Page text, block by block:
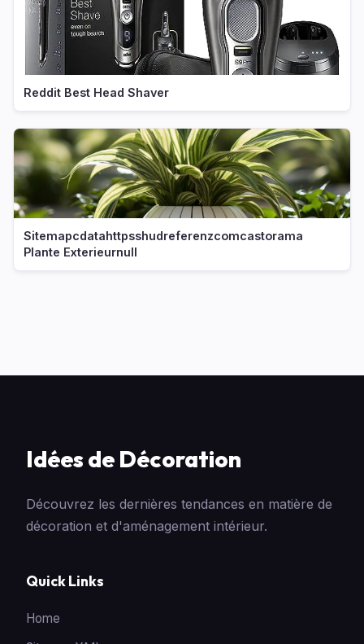
Reddit Best Head Shaver
Sitemapcdatahttpsshudreferenzcomcastorama
Plante Exterieurnull
Idées de Décoration
Découvrez les dernières tendances en matière de
décoration et d'aménagement intérieur.
Quick Links
Home